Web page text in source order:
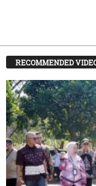
RECOMMENDED